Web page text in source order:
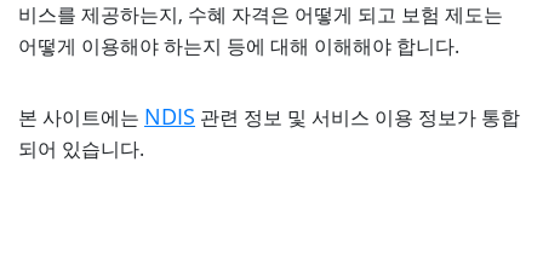
비스를 제공하는지, 수혜 자격은 어떻게 되고 보험 제도는
어떻게 이용해야 하는지 등에 대해 이해해야 합니다.
본 사이트에는 NDIS 관련 정보 및 서비스 이용 정보가 통합
되어 있습니다.